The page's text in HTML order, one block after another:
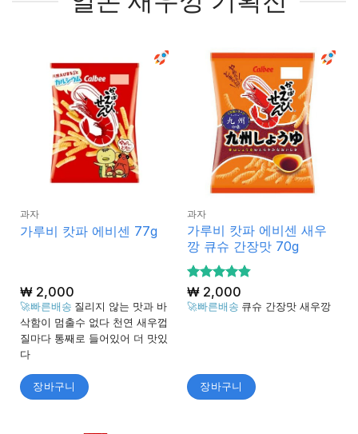
과자
가루비 캇파 에비센 77g
₩2,000
🚀빠른배송 질리지 않는 맛과 바
삭함이 멈출수 없다 천연 새우껍
질마다 통째로 들어있어 더 맛있
다
장바구니
과자
가루비 캇파 에비센 새우
깡 큐슈 간장맛 70g
5 중에서
4.8로 평
₩2,000
🚀빠른배송 큐슈 간장맛 새우깡
장바구니